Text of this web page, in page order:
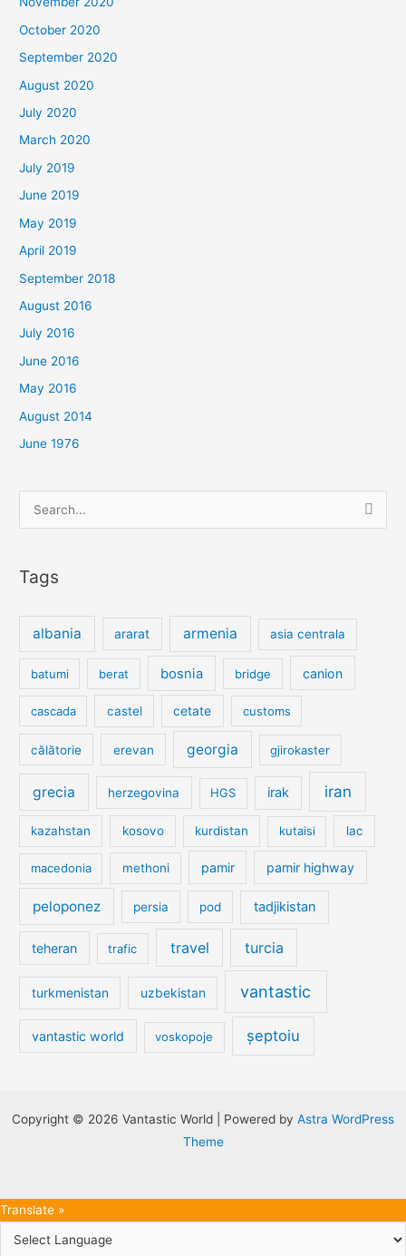
October 2020
September 2020
August 2020
July 2020
March 2020
July 2019
June 2019
May 2019
April 2019
September 2018
August 2016
July 2016
June 2016
May 2016
August 2014
June 1976
Search
for:
Tags
albania ararat armenia asia centrala
batumi berat bosnia bridge canion
cascada castel cetate customs
călătorie erevan georgia gjirokaster
grecia herzegovina HGS irak iran
kazahstan kosovo kurdistan kutaisi lac
macedonia methoni pamir pamir highway
peloponez persia pod tadjikistan
teheran trafic travel turcia
turkmenistan uzbekistan vantastic
vantastic world voskopoje șeptoiu
Copyright © 2026 Vantastic World | Powered by Astra WordPress
Theme
Translate »